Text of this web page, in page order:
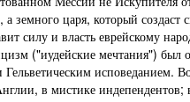
земного царя, который создаст
силу и власть еврейскому
("иудейские мечтания") был
Гельветическим исповеданием.
в мистике индепендентов;